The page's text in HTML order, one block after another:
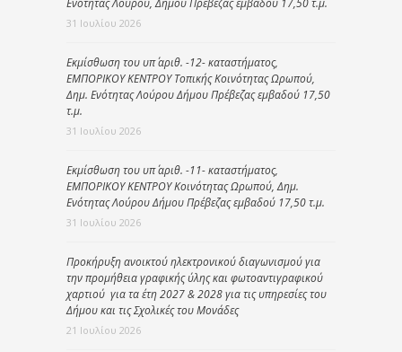
31 Ιουλίου 2026
Εκμίσθωση του υπ΄ αριθ. -12- καταστήματος,
ΕΜΠΟΡΙΚΟΥ ΚΕΝΤΡΟΥ Τοπικής Κοινότητας Ωρωπού,
Δημ. Ενότητας Λούρου Δήμου Πρέβεζας εμβαδού 17,50
τ.μ.
31 Ιουλίου 2026
Εκμίσθωση του υπ΄ αριθ. -11- καταστήματος,
ΕΜΠΟΡΙΚΟΥ ΚΕΝΤΡΟΥ Κοινότητας Ωρωπού, Δημ.
Ενότητας Λούρου Δήμου Πρέβεζας εμβαδού 17,50 τ.μ.
31 Ιουλίου 2026
Προκήρυξη ανοικτού ηλεκτρονικού διαγωνισμού για
την προμήθεια γραφικής ύλης και φωτοαντιγραφικού
χαρτιού για τα έτη 2027 & 2028 για τις υπηρεσίες του
Δήμου και τις Σχολικές του Μονάδες
21 Ιουλίου 2026